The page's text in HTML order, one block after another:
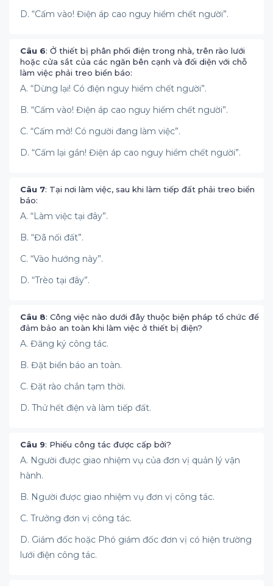
D. “Cấm vào! Điện áp cao nguy hiểm chết người”.
Câu 6: Ở thiết bị phân phối điện trong nhà, trên rào lưới
hoặc cửa sắt của các ngăn bên cạnh và đối diện với chỗ
làm việc phải treo biển báo:
A. “Dừng lại! Có điện nguy hiểm chết người”.
B. “Cấm vào! Điện áp cao nguy hiểm chết người”.
C. “Cấm mở! Có người đang làm việc”.
D. “Cấm lại gần! Điện áp cao nguy hiểm chết người”.
Câu 7: Tại nơi làm việc, sau khi làm tiếp đất phải treo biển
báo:
A. “Làm việc tại đây”.
B. “Đã nối đất”.
C. “Vào hướng này”.
D. “Trèo tại đây”.
Câu 8: Công việc nào dưới đây thuộc biện pháp tổ chức để
đảm bảo an toàn khi làm việc ở thiết bị điện?
A. Đăng ký công tác.
B. Đặt biển báo an toàn.
C. Đặt rào chắn tạm thời.
D. Thử hết điện và làm tiếp đất.
Câu 9: Phiếu công tác được cấp bởi?
A. Người được giao nhiệm vụ của đơn vị quản lý vận
hành.
B. Người được giao nhiệm vụ đơn vị công tác.
C. Trưởng đơn vị công tác.
D. Giám đốc hoặc Phó giám đốc đơn vị có hiện trường
lưới điện công tác.